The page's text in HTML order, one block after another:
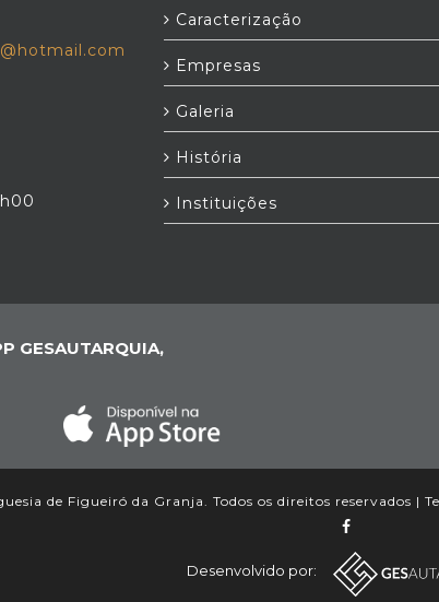
Caracterização
Empresas
Galeria
História
Instituições
GESAUTARQUIA,
de Figueiró da Granja. Todos os direitos reservados |
Desenvolvido por: